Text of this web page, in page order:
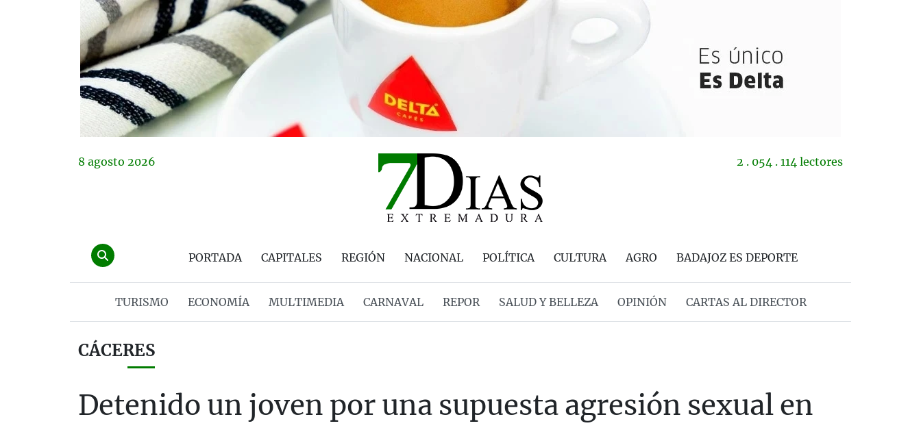
8 agosto 2026 2 . 054 . 114 lectores
PORTADA CAPITALES REGIÓN NACIONAL POLÍTICA CULTURA AGRO BADAJOZ ES DEPORTE
TURISMO ECONOMÍA MULTIMEDIA CARNAVAL REPOR SALUD Y BELLEZA OPINIÓN CARTAS AL DIRECTOR
CÁCERES
Detenido un joven por una supuesta agresión sexual en